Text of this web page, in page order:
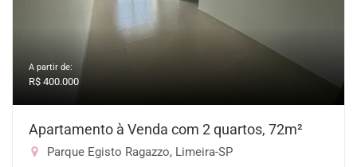
A partir de:
R$ 400.000
Apartamento à Venda com 2 quartos, 72m²
Parque Egisto Ragazzo, Limeira-SP